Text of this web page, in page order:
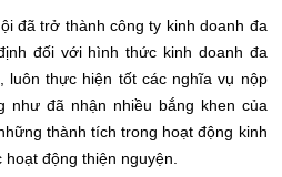
đã trở thành công ty kinh doanh đa
đối với hình thức kinh doanh đa
luôn thực hiện tốt các nghĩa vụ nộp
như đã nhận nhiều bắng khen của
thành tích trong hoạt động kinh
động thiện nguyện.